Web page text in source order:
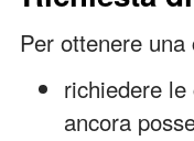
Per ottenere
richiedere
ancora